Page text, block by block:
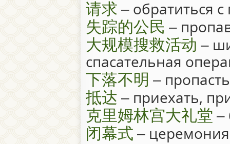
请求 – обратиться
失踪的公民 –
大规模搜救活动 –
спасательная
下落不明 –
抵达 – приехать,
克里姆林宫大礼堂 –
闭幕式 –